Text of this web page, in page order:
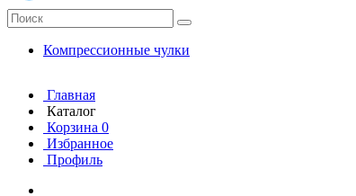
Компрессионные чулки
Главная
Каталог
Корзина 0
Избранное
Профиль